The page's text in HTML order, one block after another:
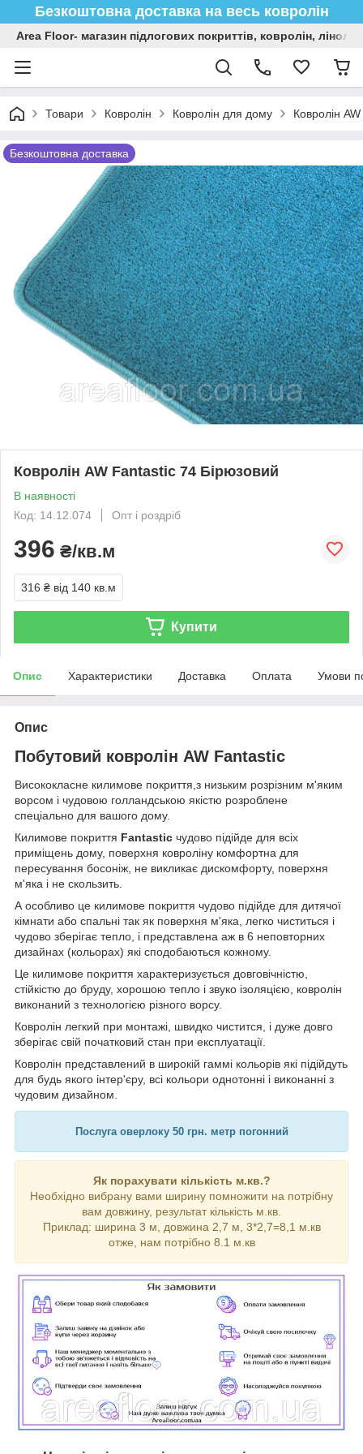
Безкоштовна доставка на весь ковролін
Area Floor- магазин підлогових покриттів, ковролін,
Товари Ковролін Ковролін для дому Ковролін
Безкоштовна доставка
Ковролін AW Fantastic 74 Бірюзовий
В наявності
Код: 14.12.074
Опт і роздріб
396 ₴/кв.м
316 ₴ від 140 кв.м
Купити
Опис Характеристики Доставка Оплата Умови
Опис
Побутовий ковролін AW Fantastic
Висококласне килимове покриття,з низьким розрізним м'яким
ворсом і чудовою голландською якістю розроблене
спеціально для вашого дому.
Килимове покриття Fantastic чудово підійде для всіх
приміщень дому, поверхня ковроліну комфортна для
пересування босоніж, не викликає дискомфорту, поверхня
м'яка і не скользить.
А особливо це килимове покриття чудово підійде для дитячої
кімнати або спальні так як поверхня м'яка, легко чиститься і
чудово зберігає тепло, і представлена аж в 6 неповторних
дизайнах (кольорах) які сподобаються кожному.
Це килимове покриття характеризується довговічністю,
стійкістю до бруду, хорошою тепло і звуко ізоляцією, ковролін
виконаний з технологією різного ворсу.
Ковролін легкий при монтажі, швидко чистится, і дуже довго
зберігає свій початковий стан при експлуатації.
Ковролін представлений в широкій гаммі кольорів які підійдуть
для будь якого інтер'єру, всі кольори однотонні і виконанні з
чудовим дизайном.
Послуга оверлоку 50 грн. метр погонний
Як порахувати кількість м.кв.?
Необхідно вибрану вами ширину помножити на потрібну
вам довжину, результат кількість м.кв.
Приклад: ширина 3 м, довжина 2,7 м, 3*2,7=8,1 м.кв
отже, нам потрібно 8.1 м.кв